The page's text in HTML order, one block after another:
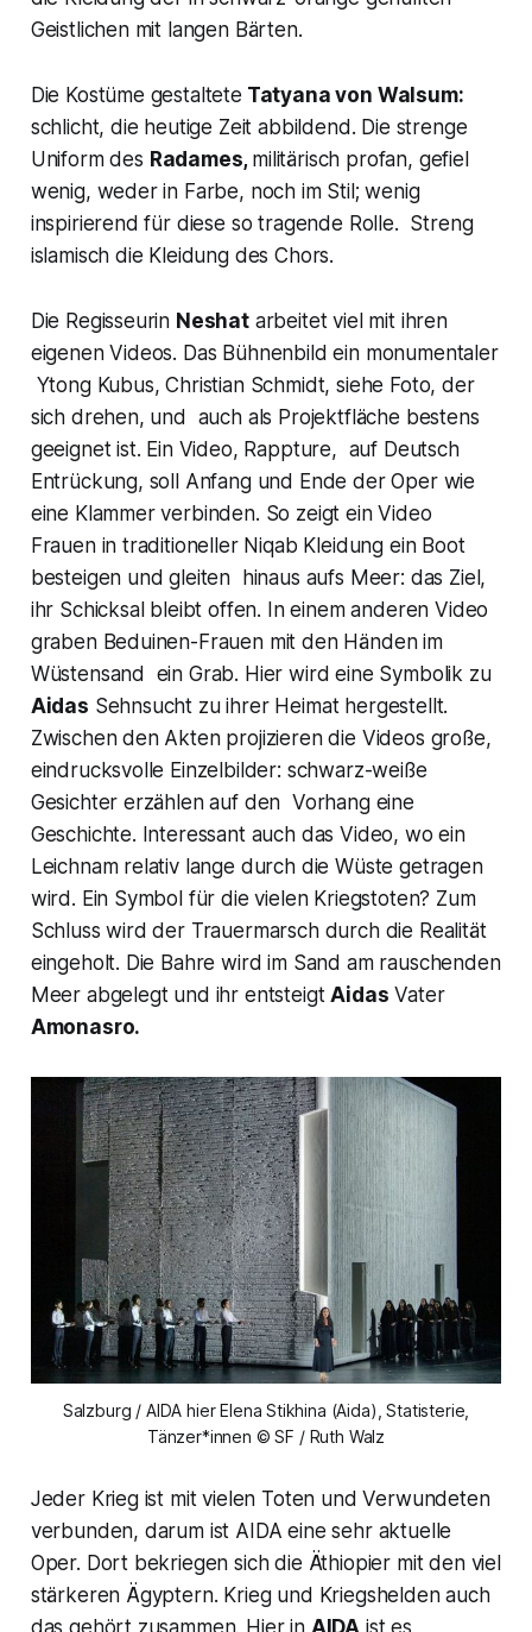
Geistlichen mit langen Bärten.
Die Kostüme gestaltete Tatyana von Walsum:
schlicht, die heutige Zeit abbildend. Die strenge
Uniform des Radames, militärisch profan, gefiel
wenig, weder in Farbe, noch im Stil; wenig
inspirierend für diese so tragende Rolle. Streng
islamisch die Kleidung des Chors.
Die Regisseurin Neshatarbeitet viel mit ihren
eigenen Videos. Das Bühnenbild ein monumentaler
Ytong Kubus, Christian Schmidt, siehe Foto, der
sich drehen, und auch als Projektfläche bestens
geeignet ist. Ein Video, Rappture, auf Deutsch
Entrückung, soll Anfang und Ende der Oper wie
eine Klammer verbinden. So zeigt ein Video
Frauen in traditioneller Niqab Kleidung ein Boot
besteigen und gleiten hinaus aufs Meer: das Ziel,
ihr Schicksal bleibt offen. In einem anderen Video
graben Beduinen-Frauen mit den Händen im
Wüstensand ein Grab. Hier wird eine Symbolik zu
Aidas Sehnsucht zu ihrer Heimat hergestellt.
Zwischen den Akten projizieren die Videos große,
eindrucksvolle Einzelbilder: schwarz-weiße
Gesichter erzählen auf den Vorhang eine
Geschichte. Interessant auch das Video, wo ein
Leichnam relativ lange durch die Wüste getragen
wird. Ein Symbol für die vielen Kriegstoten? Zum
Schluss wird der Trauermarsch durch die Realität
eingeholt. Die Bahre wird im Sand am rauschenden
Meer abgelegt und ihr entsteigtAidas Vater
Amonasro.
Salzburg / AIDA hier Elena Stikhina (Aida), Statisterie,
Tänzer*innen © SF / Ruth Walz
Jeder Krieg ist mit vielen Toten und Verwundeten
verbunden, darum ist AIDA eine sehr aktuelle
Oper. Dort bekriegen sich die Äthiopier mit den viel
stärkeren Ägyptern. Krieg und Kriegshelden auch